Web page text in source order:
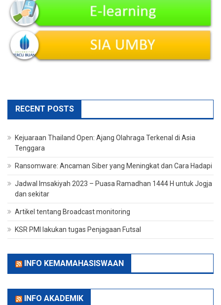
RECENT POSTS
Kejuaraan Thailand Open: Ajang Olahraga Terkenal di Asia
Tenggara
Ransomware: Ancaman Siber yang Meningkat dan Cara Hadapi
Jadwal Imsakiyah 2023 – Puasa Ramadhan 1444 H untuk Jogja
dan sekitar
Artikel tentang Broadcast monitoring
KSR PMI lakukan tugas Penjagaan Futsal
INFO KEMAMAHASISWAAN
INFO AKADEMIK